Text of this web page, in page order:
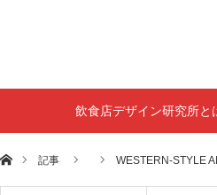
飲食店デザイン研究所と
ホーム記事 WESTERN-STYLE